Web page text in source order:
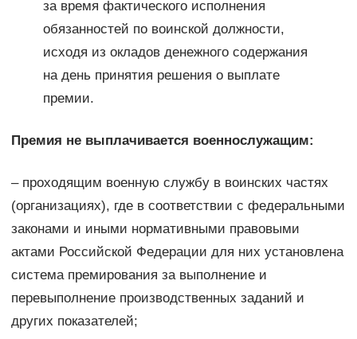
за время фактического исполнения
обязанностей по воинской должности,
исходя из окладов денежного содержания
на день принятия решения о выплате
премии.
Премия не выплачивается военнослужащим:
– проходящим военную службу в воинских частях
(организациях), где в соответствии с федеральными
законами и иными нормативными правовыми
актами Российской Федерации для них установлена
система премирования за выполнение и
перевыполнение производственных заданий и
других показателей;